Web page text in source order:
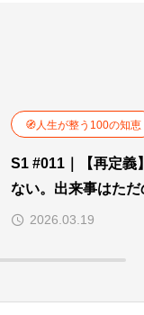
🧭人生が整う100の知恵
S1 #011｜【再定義
ない。出来事はた
2026.03.19